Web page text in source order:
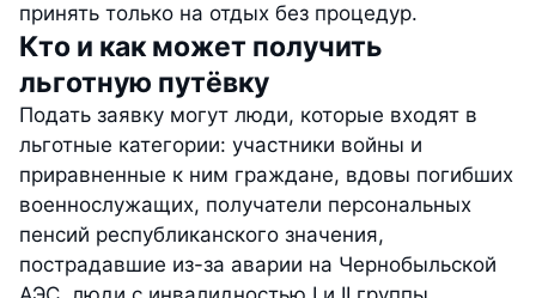
принять только на отдых без процедур.
Кто и как может получить
льготную путёвку
Подать заявку могут люди, которые входят в
льготные категории: участники войны и
приравненные к ним граждане, вдовы погибших
военнослужащих, получатели персональных
пенсий республиканского значения,
пострадавшие из-за аварии на Чернобыльской